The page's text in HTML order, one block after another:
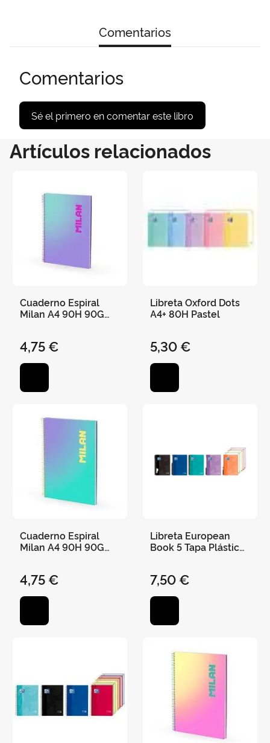
Comentarios
Comentarios
Sé el primero en comentar este libro
Artículos relacionados
Cuaderno Espiral
Milan A4 90H 90G
4,75 €
Libreta Oxford Dots
A4+ 80H Pastel
5,30 €
Cuaderno Espiral
Milan A4 90H 90G
4,75 €
Libreta European
Book 5 Tapa Plástico
7,50 €